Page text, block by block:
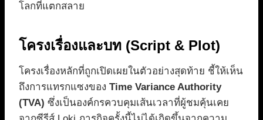
โลกที่แตกสลาย
โครงเรื่องและบท (Script & Plot)
โครงเรื่องหลักที่ถูกเปิดเผยในตัวอย่างสุดท้าย ชี้ให้เห็น
ถึงการแทรกแซงของ Time Variance Authority
(TVA) ซึ่งเป็นองค์กรควบคุมเส้นเวลาที่ผู้ชมคุ้นเคย